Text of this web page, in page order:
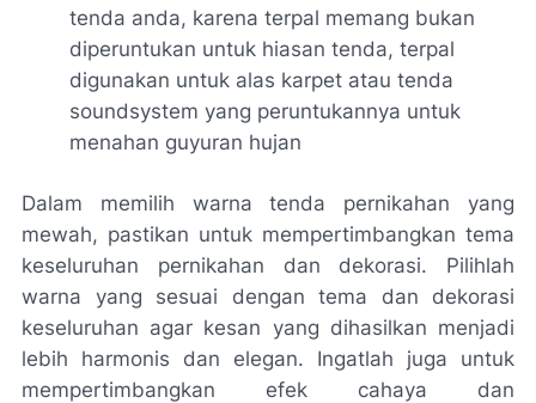
tenda anda, karena terpal memang bukan
diperuntukan untuk hiasan tenda, terpal
digunakan untuk alas karpet atau tenda
soundsystem yang peruntukannya untuk
menahan guyuran hujan
Dalam memilih warna tenda pernikahan yang
mewah, pastikan untuk mempertimbangkan tema
keseluruhan pernikahan dan dekorasi. Pilihlah
warna yang sesuai dengan tema dan dekorasi
keseluruhan agar kesan yang dihasilkan menjadi
lebih harmonis dan elegan. Ingatlah juga untuk
mempertimbangkan efek cahaya dan